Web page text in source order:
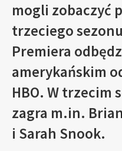
mogli zobaczyć
trzeciego
Premiera
amerykańskim
HBO. W trzecim
zagra m.in.
i Sarah Snook.